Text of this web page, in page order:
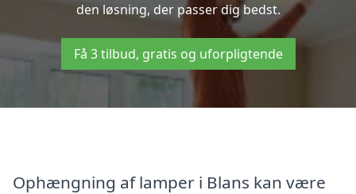
den løsning, der passer dig bedst.
Få 3 tilbud, gratis og uforpligtende
Ophængning af lamper i Blans kan være